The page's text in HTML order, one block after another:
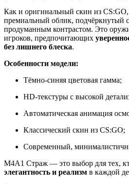
Как и оригинальный скин из
премиальный облик, подчёркнутый
продуманным контрастом. Это
игроков, предпочитающих
без лишнего блеска.
Особенности модели:
Тёмно-синяя цветовая гамма;
HD-текстуры с высокой
Автоматическая анимация
Классический скин из CS:GO;
Современный,
M4A1 Страж — это выбор для тех,
элегантность и реализм в каждой